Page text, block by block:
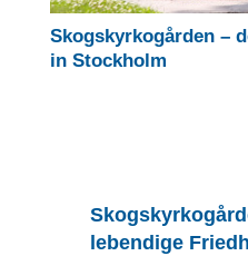
Skogskyrkogården –
in Stockholm
lebendige